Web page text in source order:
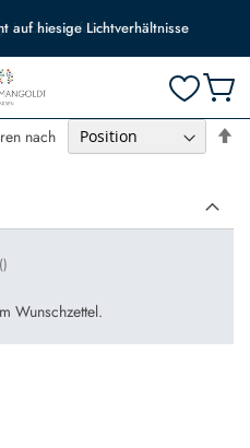
auf hiesige Lichtverhältnisse
nach
Wunschzettel.